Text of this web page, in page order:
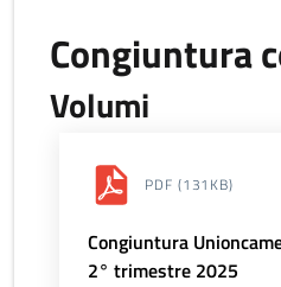
Congiuntura
Volumi
PDF (131KB)
Congiuntura
2° trimestre 2025